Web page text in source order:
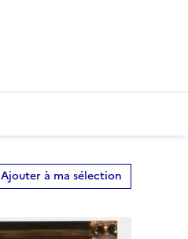
Ajouter à ma sélection